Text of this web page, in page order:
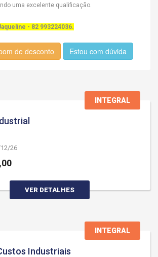
uma excelente qualificação.
- 82 993224036.
de desconto Estou com dúvida
INTEGRAL
26
VER DETALHES
INTEGRAL
Industriais